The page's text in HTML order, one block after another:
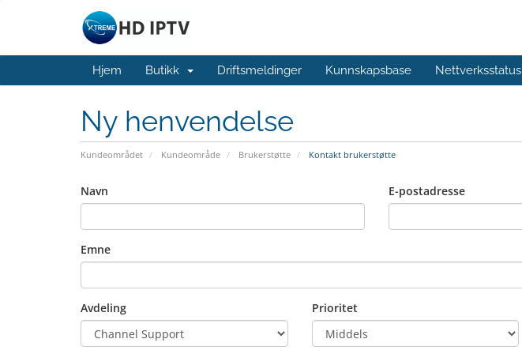
Hjem Butikk Driftsmeldinger Kunnskapsbase Nettverksstatus
Ny henvendelse
Kundeområdet Kundeområde Brukerstøtte Kontakt brukerstøtte
Navn E-postadresse
Emne
Avdeling Prioritet